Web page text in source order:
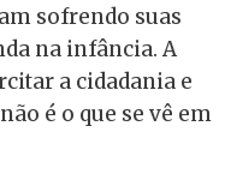
sofrendo suas
na infância. A
a cidadania e
é o que se vê em